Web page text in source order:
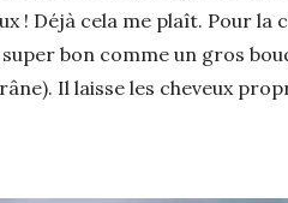
! Déjà cela me plaît. Pour la
bon comme un gros
Il laisse les cheveux